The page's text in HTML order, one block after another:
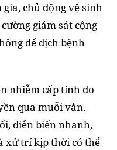
chủ động vệ sinh
giám sát cộng
để dịch bệnh
nhiễm cấp tính do
qua muỗi vằn.
diễn biến nhanh,
xử trí kịp thời có thể